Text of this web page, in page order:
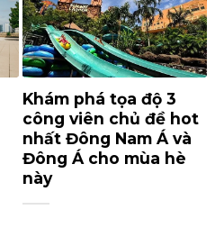
Khám phá tọa độ 3
công viên chủ đề hot
nhất Đông Nam Á và
Đông Á cho mùa hè
này